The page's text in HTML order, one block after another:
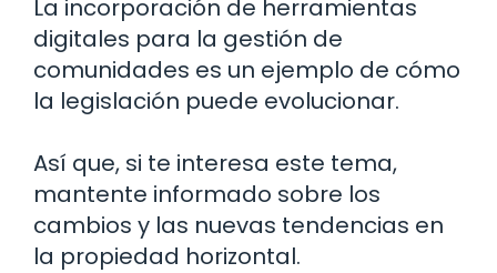
La incorporación de herramientas
digitales para la gestión de
comunidades es un ejemplo de cómo
la legislación puede evolucionar.
Así que, si te interesa este tema,
mantente informado sobre los
cambios y las nuevas tendencias en
la propiedad horizontal.